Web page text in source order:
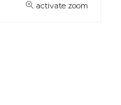
activate zoom